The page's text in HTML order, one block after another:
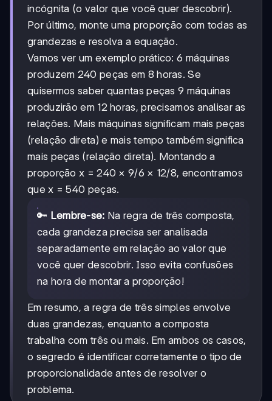
incógnita (o valor que você quer descobrir).
Por último, monte uma proporção com todas as
grandezas e resolva a equação.
Vamos ver um exemplo prático: 6 máquinas
produzem 240 peças em 8 horas. Se
quisermos saber quantas peças 9 máquinas
produzirão em 12 horas, precisamos analisar as
relações. Mais máquinas significam mais peças
(relação direta) e mais tempo também significa
mais peças (relação direta). Montando a
proporção x = 240 ×9/6
9/6 × 12/8
12/8, encontramos
que x = 540 peças.
🔑 Lembre-se: Na regra de três composta,
cada grandeza precisa ser analisada
separadamente em relação ao valor que
você quer descobrir. Isso evita confusões
na hora de montar a proporção!
Em resumo, a regra de três simples envolve
duas grandezas, enquanto a composta
trabalha com três ou mais. Em ambos os casos,
o segredo é identificar corretamente o tipo de
proporcionalidade antes de resolver o
problema.